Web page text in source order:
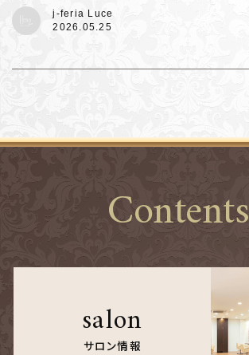
j-feria Luce
2026.05.25
Contents
salon
サロン情報